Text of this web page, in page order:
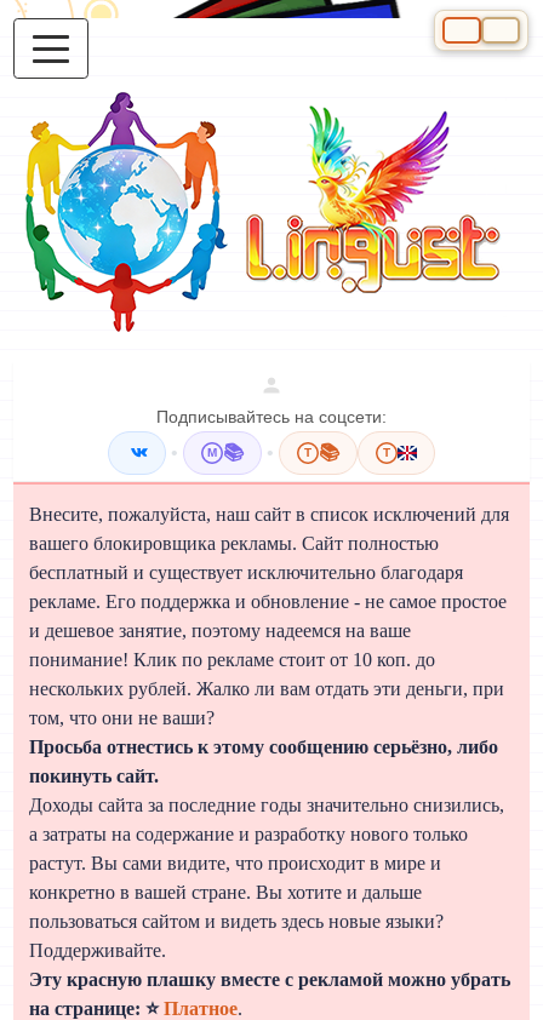
Подписывайтесь на соцсети:
• M 📚 • T 📚 T
Внесите, пожалуйста, наш сайт в список исключений для
вашего блокировщика рекламы. Сайт полностью
бесплатный и существует исключительно благодаря
рекламе. Его поддержка и обновление - не самое простое
и дешевое занятие, поэтому надеемся на ваше
понимание! Клик по рекламе стоит от 10 коп. до
нескольких рублей. Жалко ли вам отдать эти деньги, при
том, что они не ваши?
Просьба отнестись к этому сообщению серьёзно, либо
покинуть сайт.
Доходы сайта за последние годы значительно снизились,
а затраты на содержание и разработку нового только
растут. Вы сами видите, что происходит в мире и
конкретно в вашей стране. Вы хотите и дальше
пользоваться сайтом и видеть здесь новые языки?
Поддерживайте.
Эту красную плашку вместе с рекламой можно убрать
на странице: ⭐Платное.